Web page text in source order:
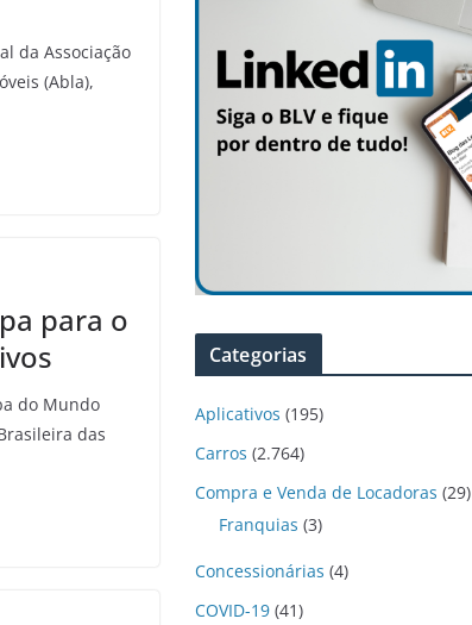
da Associação
(Abla),
para o
do Mundo
das
Categorias
Aplicativos (195)
Carros (2.764)
Compra e Venda de Locadoras (29)
Franquias (3)
Concessionárias (4)
COVID-19 (41)